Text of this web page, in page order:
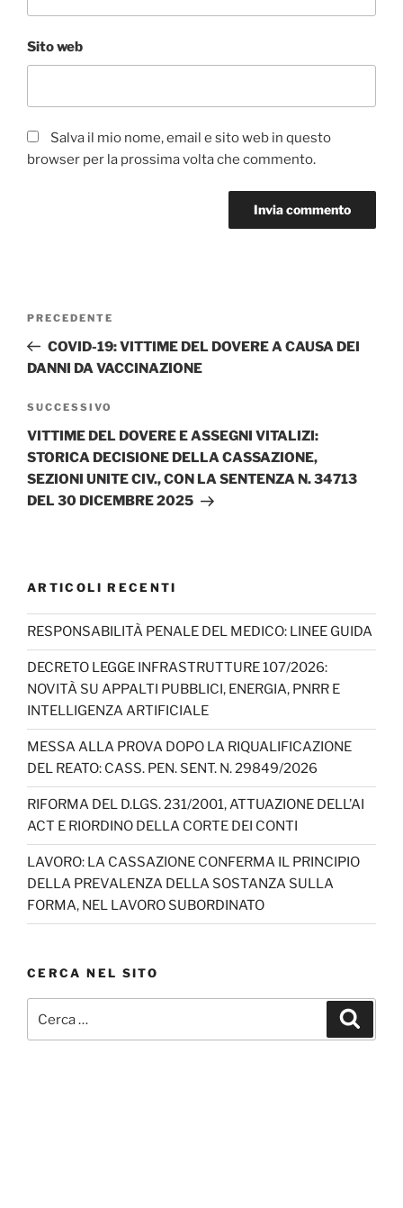
Sito web
Salva il mio nome, email e sito web in questo
browser per la prossima volta che commento.
Navigazione
Articolo
precedente:
PRECEDENTE
COVID-19: VITTIME DEL DOVERE A CAUSA DEI
DANNI DA VACCINAZIONE
Articolo
successivo
SUCCESSIVO
VITTIME DEL DOVERE E ASSEGNI VITALIZI:
STORICA DECISIONE DELLA CASSAZIONE,
SEZIONI UNITE CIV., CON LA SENTENZA N. 34713
DEL 30 DICEMBRE 2025
ARTICOLI RECENTI
RESPONSABILITÀ PENALE DEL MEDICO: LINEE GUIDA
DECRETO LEGGE INFRASTRUTTURE 107/2026:
NOVITÀ SU APPALTI PUBBLICI, ENERGIA, PNRR E
INTELLIGENZA ARTIFICIALE
MESSA ALLA PROVA DOPO LA RIQUALIFICAZIONE
DEL REATO: CASS. PEN. SENT. N. 29849/2026
RIFORMA DEL D.LGS. 231/2001, ATTUAZIONE DELL’AI
ACT E RIORDINO DELLA CORTE DEI CONTI
LAVORO: LA CASSAZIONE CONFERMA IL PRINCIPIO
DELLA PREVALENZA DELLA SOSTANZA SULLA
FORMA, NEL LAVORO SUBORDINATO
CERCA NEL SITO